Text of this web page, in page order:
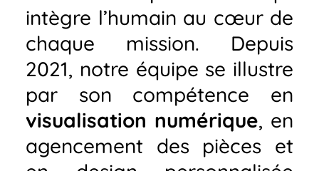
intègre l’humain au cœur de
chaque mission. Depuis
2021, notre équipe se illustre
par son compétence en
visualisation numérique, en
agencement des pièces et